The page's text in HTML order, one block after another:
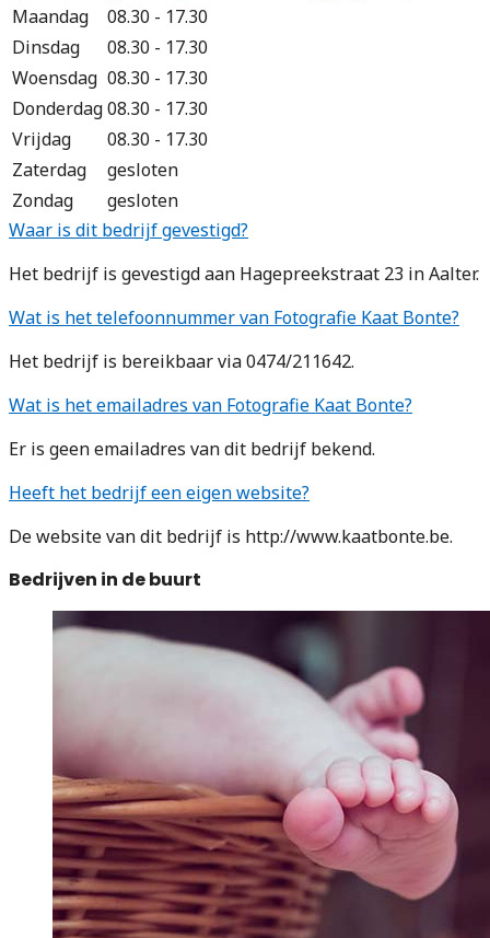
Maandag
08.30 - 17.30
Dinsdag
08.30 - 17.30
Woensdag 08.30 - 17.30
Donderdag08.30 - 17.30
Vrijdag
08.30 - 17.30
Zaterdag
gesloten
Zondag
gesloten
Waar is dit bedrijf gevestigd?
Het bedrijf is gevestigd aan Hagepreekstraat 23 in Aalter.
Wat is het telefoonnummer van Fotografie Kaat Bonte?
Het bedrijf is bereikbaar via 0474/211642.
Wat is het emailadres van Fotografie Kaat Bonte?
Er is geen emailadres van dit bedrijf bekend.
Heeft het bedrijf een eigen website?
De website van dit bedrijf is http://www.kaatbonte.be.
Bedrijven in de buurt